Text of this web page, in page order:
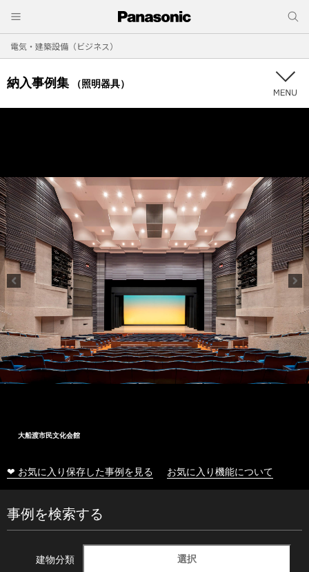
電気・建築設備（ビジネス）
納入事例集 （照明器具）
大船渡市民文化会館
❤ お気に入り保存した事例を見る お気に入り機能について
事例を検索する
建物分類 選択